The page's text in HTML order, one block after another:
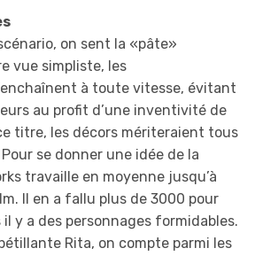
on sent la «pâte»
vue simpliste, les
à toute vitesse, évitant
au profit d’une inventivité de
titre, les décors mériteraient tous
se donner une idée de la
travaille en moyenne jusqu’à
Il en a fallu plus de 3000 pour
y a des personnages formidables.
Rita, on compte parmi les